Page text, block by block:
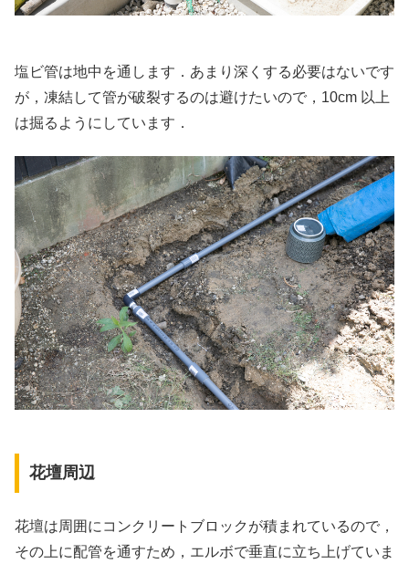
塩ビ管は地中を通します．あまり深くする必要はないです
が，凍結して管が破裂するのは避けたいので，10cm 以上
は掘るようにしています．
花壇周辺
花壇は周囲にコンクリートブロックが積まれているので，
その上に配管を通すため，エルボで垂直に立ち上げていま